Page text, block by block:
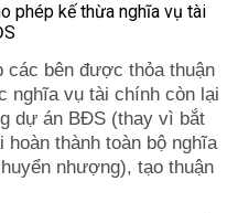
các bên được thỏa thuận
nghĩa vụ tài chính còn lại
dự án BĐS (thay vì bắt
thành toàn bộ nghĩa
nhượng), tạo thuận